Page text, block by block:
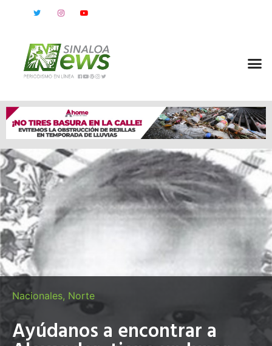
Nacionales, Norte
Ayúdanos a encontrar a